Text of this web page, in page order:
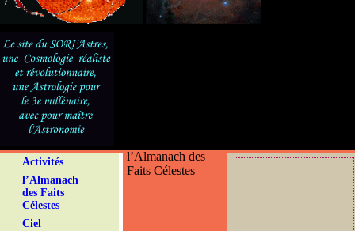
Activités
l’Almanach
des Faits
Célestes
Ciel
l’Almanach des
Faits Célestes